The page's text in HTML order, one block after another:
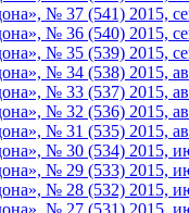
№ 37 (541) 2015,
№ 36 (540) 2015,
№ 35 (539) 2015,
№ 34 (538) 2015,
№ 33 (537) 2015,
№ 32 (536) 2015,
№ 31 (535) 2015,
№ 30 (534) 2015,
№ 29 (533) 2015,
№ 28 (532) 2015,
№ 27 (531) 2015,